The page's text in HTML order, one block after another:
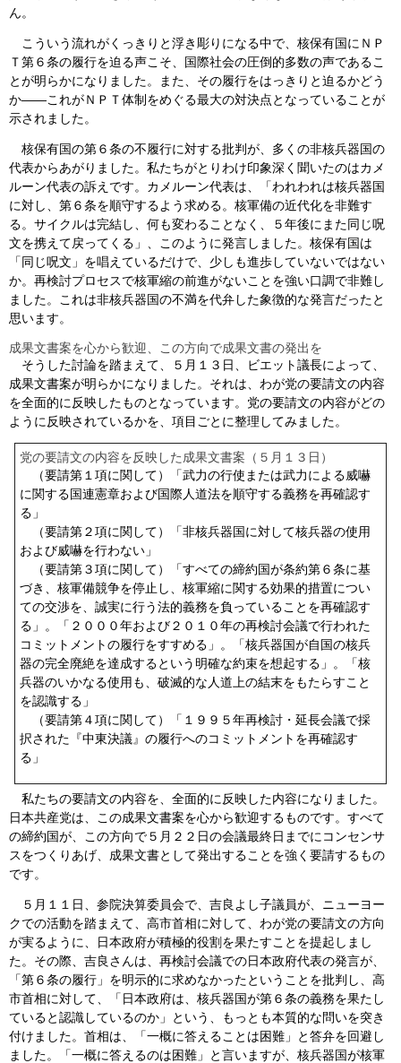
ん。
こういう流れがくっきりと浮き彫りになる中で、核保有国にＮＰ
Ｔ第６条の履行を迫る声こそ、国際社会の圧倒的多数の声であるこ
とが明らかになりました。また、その履行をはっきりと迫るかどう
か――これがＮＰＴ体制をめぐる最大の対決点となっていることが
示されました。
核保有国の第６条の不履行に対する批判が、多くの非核兵器国の
代表からあがりました。私たちがとりわけ印象深く聞いたのはカメ
ルーン代表の訴えです。カメルーン代表は、「われわれは核兵器国
に対し、第６条を順守するよう求める。核軍備の近代化を非難す
る。サイクルは完結し、何も変わることなく、５年後にまた同じ呪
文を携えて戻ってくる」、このように発言しました。核保有国は
「同じ呪文」を唱えているだけで、少しも進歩していないではない
か。再検討プロセスで核軍縮の前進がないことを強い口調で非難し
ました。これは非核兵器国の不満を代弁した象徴的な発言だったと
思います。
成果文書案を心から歓迎、この方向で成果文書の発出を
そうした討論を踏まえて、５月１３日、ビエット議長によって、
成果文書案が明らかになりました。それは、わが党の要請文の内容
を全面的に反映したものとなっています。党の要請文の内容がどの
ように反映されているかを、項目ごとに整理してみました。
党の要請文の内容を反映した成果文書案（５月１３日）
（要請第１項に関して）「武力の行使または武力による威嚇
に関する国連憲章および国際人道法を順守する義務を再確認す
る」
（要請第２項に関して）「非核兵器国に対して核兵器の使用
および威嚇を行わない」
（要請第３項に関して）「すべての締約国が条約第６条に基
づき、核軍備競争を停止し、核軍縮に関する効果的措置につい
ての交渉を、誠実に行う法的義務を負っていることを再確認す
る」。「２０００年および２０１０年の再検討会議で行われた
コミットメントの履行をすすめる」。「核兵器国が自国の核兵
器の完全廃絶を達成するという明確な約束を想起する」。「核
兵器のいかなる使用も、破滅的な人道上の結末をもたらすこと
を認識する」
（要請第４項に関して）「１９９５年再検討・延長会議で採
択された『中東決議』の履行へのコミットメントを再確認す
る」
私たちの要請文の内容を、全面的に反映した内容になりました。
日本共産党は、この成果文書案を心から歓迎するものです。すべて
の締約国が、この方向で５月２２日の会議最終日までにコンセンサ
スをつくりあげ、成果文書として発出することを強く要請するもの
です。
５月１１日、参院決算委員会で、吉良よし子議員が、ニューヨー
クでの活動を踏まえて、高市首相に対して、わが党の要請文の方向
が実るように、日本政府が積極的役割を果たすことを提起しまし
た。その際、吉良さんは、再検討会議での日本政府代表の発言が、
「第６条の履行」を明示的に求めなかったということを批判し、高
市首相に対して、「日本政府は、核兵器国が第６条の義務を果たし
ていると認識しているのか」という、もっとも本質的な問いを突き
付けました。首相は、「一概に答えることは困難」と答弁を回避し
ました。「一概に答えるのは困難」と言いますが、核兵器国が核軍